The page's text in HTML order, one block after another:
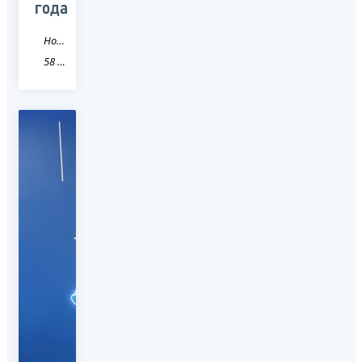
года
Новость
58 Пензенская область